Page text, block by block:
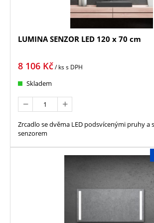
LUMINA SENZOR LED 120 x 70 cm
8 106 Kč/ kss DPH
Skladem
Zrcadlo se dvěma LED podsvícenými pruhy a
senzorem